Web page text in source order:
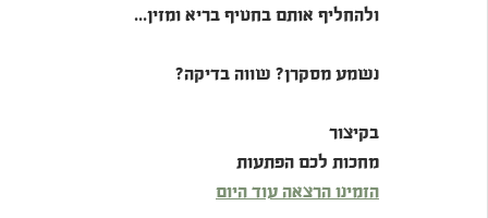
ולהחליף אותם בחטיף בריא ומזין...
נשמע מסקרן? שווה בדיקה?
בקיצור
מחכות לכם הפתעות
הזמינו הרצאה עוד היום